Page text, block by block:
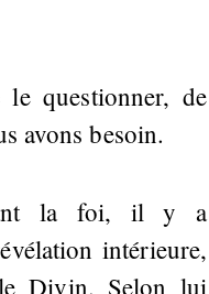
questionner, de
avons besoin.
la foi, il y a
intérieure,
Divin. Selon lui